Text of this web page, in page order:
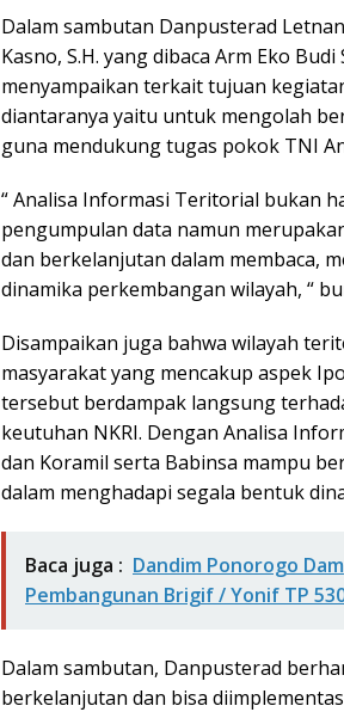
Dalam sambutan Danpusterad
Kasno, S.H. yang dibaca Arm Eko Budi
menyampaikan terkait tujuan
diantaranya yaitu untuk mengolah
guna mendukung tugas pokok TNI
“ Analisa Informasi Teritorial bukan
pengumpulan data namun
dan berkelanjutan dalam membaca,
dinamika perkembangan wilayah, “
Disampaikan juga bahwa wilayah
masyarakat yang mencakup aspek
tersebut berdampak langsung
keutuhan NKRI. Dengan Analisa
dan Koramil serta Babinsa mampu
dalam menghadapi segala bentuk
Baca juga : Dandim Ponorogo
Pembangunan Brigif / Yonif TP
Dalam sambutan, Danpusterad
berkelanjutan dan bisa